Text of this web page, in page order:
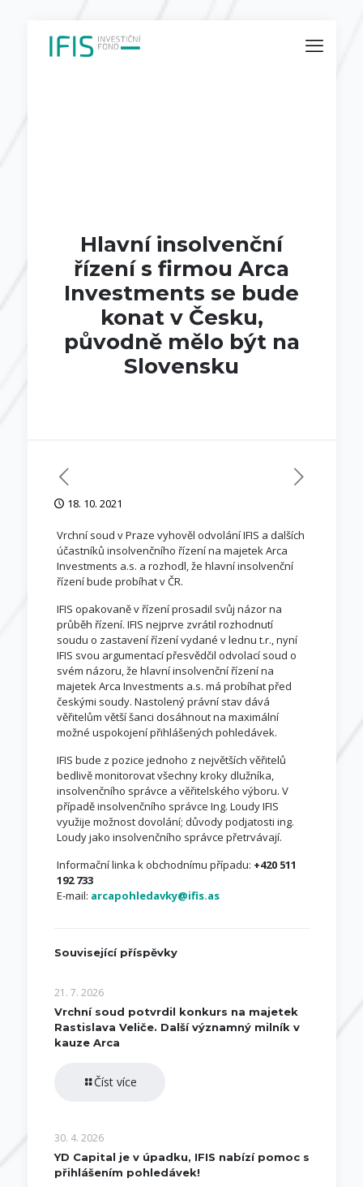
Hlavní insolvenční
řízení s firmou Arca
Investments se bude
konat v Česku,
původně mělo být na
Slovensku
18. 10. 2021
Vrchní soud v Praze vyhověl odvolání IFIS a dalších
účastníků insolvenčního řízení na majetek Arca
Investments a.s. a rozhodl, že hlavní insolvenční
řízení bude probíhat v ČR.
IFIS opakovaně v řízení prosadil svůj názor na
průběh řízení. IFIS nejprve zvrátil rozhodnutí
soudu o zastavení řízení vydané v lednu t.r., nyní
IFIS svou argumentací přesvědčil odvolací soud o
svém názoru, že hlavní insolvenční řízení na
majetek Arca Investments a.s. má probíhat před
českými soudy. Nastolený právní stav dává
věřitelům větší šanci dosáhnout na maximální
možné uspokojení přihlášených pohledávek.
IFIS bude z pozice jednoho z největších věřitelů
bedlivě monitorovat všechny kroky dlužníka,
insolvenčního správce a věřitelského výboru. V
případě insolvenčního správce Ing. Loudy IFIS
využije možnost dovolání; důvody podjatosti ing.
Loudy jako insolvenčního správce přetrvávají.
Informační linka k obchodnímu případu: +420 511
192 733
E-mail: arcapohledavky@ifis.as
Související příspěvky
21. 7. 2026
Vrchní soud potvrdil konkurs na majetek
Rastislava Veliče. Další významný milník v
kauze Arca
Číst více
30. 4. 2026
YD Capital je v úpadku, IFIS nabízí pomoc s
přihlášením pohledávek!